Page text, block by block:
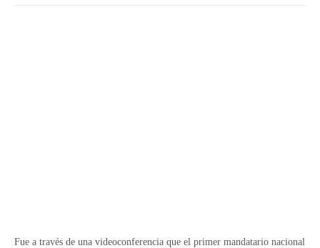
Fue a través de una videoconferencia que el primer mandatario nacional